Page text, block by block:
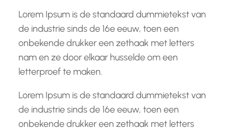
Lorem Ipsum is de standaard dummietekst van
de industrie sinds de 16e eeuw, toen een
onbekende drukker een zethaak met letters
nam en ze door elkaar husselde om een
letterproef te maken.
Lorem Ipsum is de standaard dummietekst van
de industrie sinds de 16e eeuw, toen een
onbekende drukker een zethaak met letters